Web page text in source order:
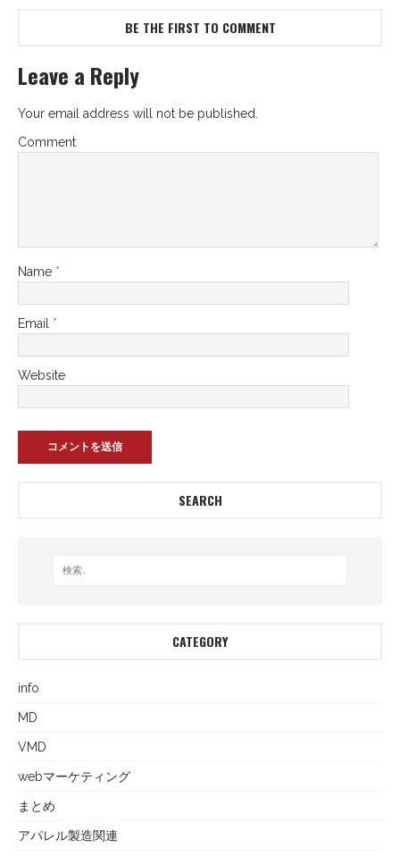
BE THE FIRST TO COMMENT
Leave a Reply
Your email address will not be published.
Comment
Name *
Email *
Website
SEARCH
CATEGORY
info
MD
VMD
webマーケティング
まとめ
アパレル製造関連